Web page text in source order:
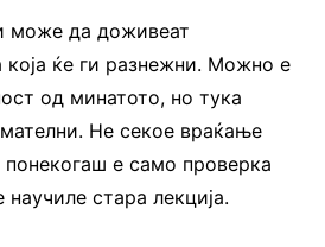
може да доживеат
која ќе ги разнежни. Можно е
од минатото, но тука
Не секое враќање
е само проверка
стара лекција.